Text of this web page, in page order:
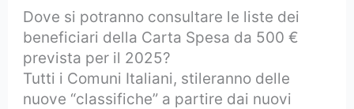
Dove si potranno consultare le liste dei
beneficiari della Carta Spesa da 500 €
prevista per il 2025?
Tutti i Comuni Italiani, stileranno delle
nuove “classifiche” a partire dai nuovi